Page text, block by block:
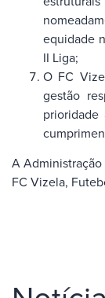
equidade
II Liga;
O FC
gestão
prioridade
A Administração
FC Vizela,